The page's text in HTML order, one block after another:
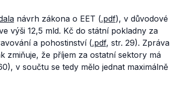
návrh zákona o EET (.pdf), v důvodové
výši 12,5 mld. Kč do státní pokladny za
a pohostinství (.pdf, str. 29). Zpráva
zmiňuje, že příjem za ostatní sektory má
v součtu se tedy mělo jednat maximálně